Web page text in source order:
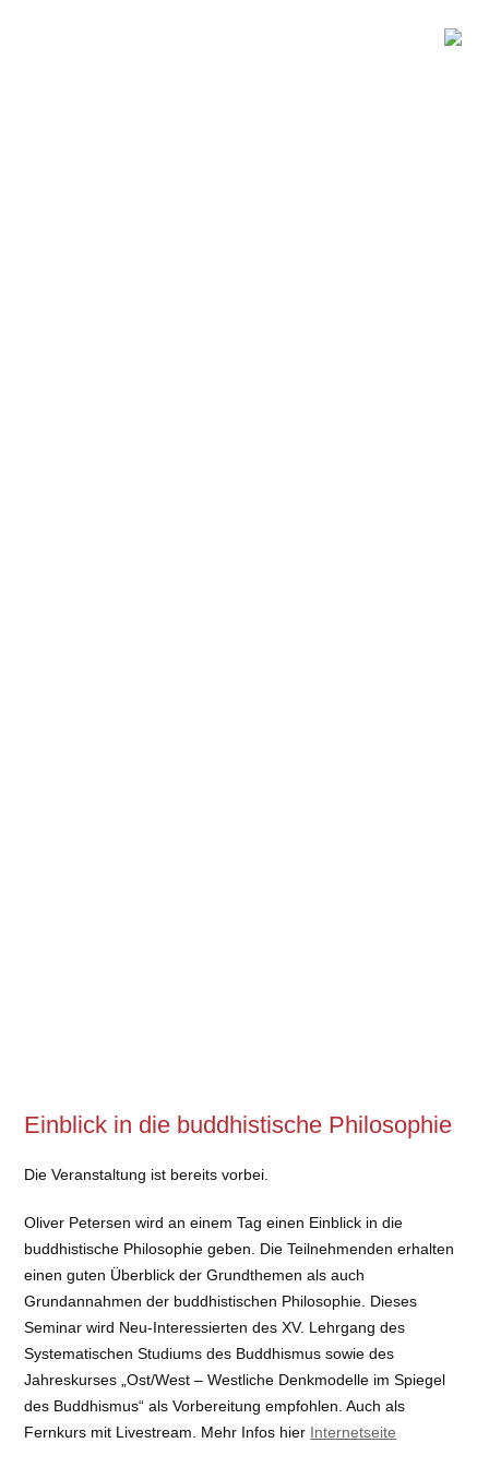
Einblick in die buddhistische Philosophie
Die Veranstaltung ist bereits vorbei.
Oliver Petersen wird an einem Tag einen Einblick in die
buddhistische Philosophie geben. Die Teilnehmenden erhalten
einen guten Überblick der Grundthemen als auch
Grundannahmen der buddhistischen Philosophie. Dieses
Seminar wird Neu-Interessierten des XV. Lehrgang des
Systematischen Studiums des Buddhismus sowie des
Jahreskurses „Ost/West – Westliche Denkmodelle im Spiegel
des Buddhismus“ als Vorbereitung empfohlen. Auch als
Fernkurs mit Livestream. Mehr Infos hier Internetseite